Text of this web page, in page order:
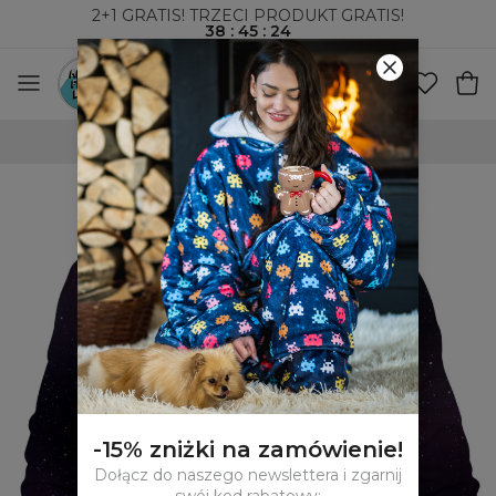
2+1 GRATIS! TRZECI PRODUKT GRATIS!
38 :45 : 23
WYSYŁKA ZA POBRANIEM I DO PACZKOMATÓW
-15% zniżki na zamówienie!
Dołącz do naszego newslettera i zgarnij